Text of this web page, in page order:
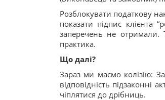
Розблокувати податкову
показати підпис клієнта
заперечень не отримали.
практика.
Що далі?
Зараз ми маємо колізію:
відповідність
чіплятися до дрібниць.